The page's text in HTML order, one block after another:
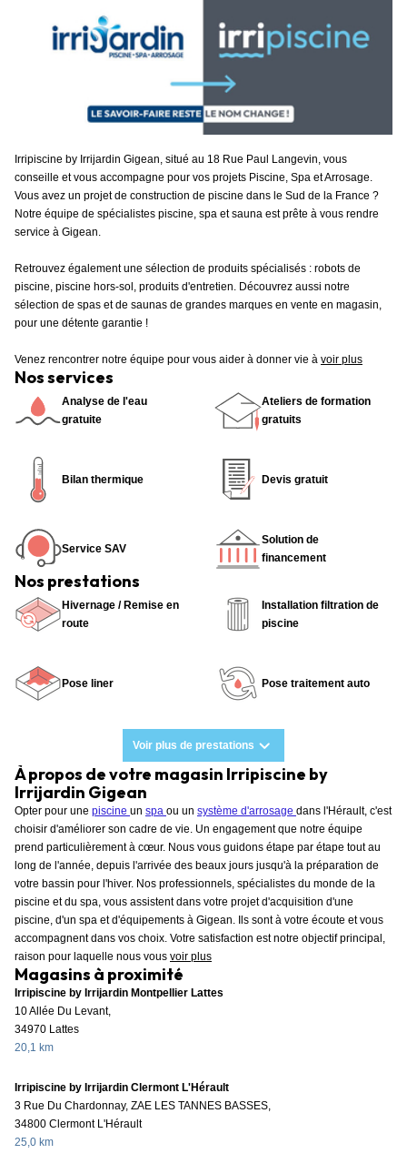
Irripiscine by Irrijardin Gigean, situé au 18 Rue Paul Langevin, vous
conseille et vous accompagne pour vos projets Piscine, Spa et Arrosage.
Vous avez un projet de construction de piscine dans le Sud de la France ?
Notre équipe de spécialistes piscine, spa et sauna est prête à vous rendre
service à Gigean.
Retrouvez également une sélection de produits spécialisés : robots de
piscine, piscine hors-sol, produits d'entretien. Découvrez aussi notre
sélection de spas et de saunas de grandes marques en vente en magasin,
pour une détente garantie !
Venez rencontrer notre équipe pour vous aider à donner vie à voir plus
Nos services
Analyse de l'eau
gratuite
Ateliers de formation
gratuits
Bilan thermique Devis gratuit
Service SAV
Solution de
financement
Nos prestations
Hivernage / Remise en
route
Installation filtration de
piscine
Pose liner Pose traitement auto
Voir plus de prestations
À propos de votre magasin Irripiscine by
Irrijardin Gigean
Opter pour une piscine un spa ou un système d'arrosage dans l'Hérault, c'est
choisir d'améliorer son cadre de vie. Un engagement que notre équipe
prend particulièrement à cœur. Nous vous guidons étape par étape tout au
long de l'année, depuis l'arrivée des beaux jours jusqu'à la préparation de
votre bassin pour l'hiver. Nos professionnels, spécialistes du monde de la
piscine et du spa, vous assistent dans votre projet d'acquisition d'une
piscine, d'un spa et d'équipements à Gigean. Ils sont à votre écoute et vous
accompagnent dans vos choix. Votre satisfaction est notre objectif principal,
raison pour laquelle nous vous voir plus
Magasins à proximité
Irripiscine by Irrijardin Montpellier Lattes
10 Allée Du Levant,
34970 Lattes
20,1 km
Irripiscine by Irrijardin Clermont L'Hérault
3 Rue Du Chardonnay, ZAE LES TANNES BASSES,
34800 Clermont L'Hérault
25,0 km